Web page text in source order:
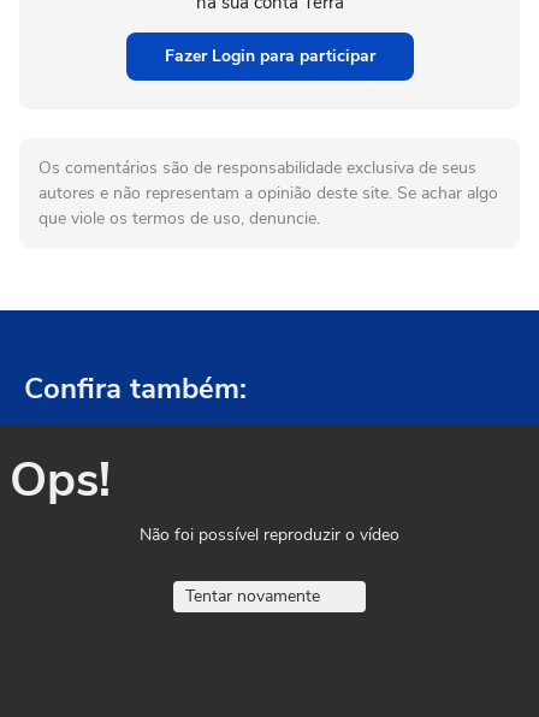
Fazer Login para participar
Os comentários são de responsabilidade exclusiva de seus
autores e não representam a opinião deste site. Se achar algo
que viole os termos de uso, denuncie.
Confira também:
Ops!
Não foi possível reproduzir o vídeo
Tentar novamente